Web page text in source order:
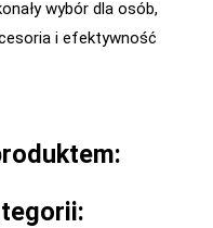
wybór dla osób,
i efektywność